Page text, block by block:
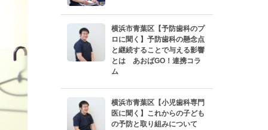
横浜市青葉区【予防歯科のプ
ロに聞く】予防歯科の懸念点
と継続することで与える影響
とは あおばGO！連携コラ
ム
横浜市青葉区【小児歯科専門
医に聞く】これからの子ども
の予防と取り組みについて